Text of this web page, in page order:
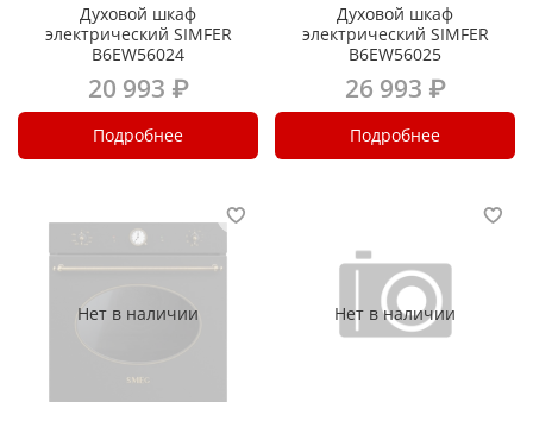
Духовой шкаф
электрический SIMFER
B6EW56024
20 993 ₽
Подробнее
Духовой шкаф
электрический SIMFER
B6EW56025
26 993 ₽
Подробнее
Нет в наличии Нет в наличии